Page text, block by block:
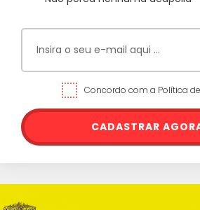
Concordo com a Política
CADASTRAR